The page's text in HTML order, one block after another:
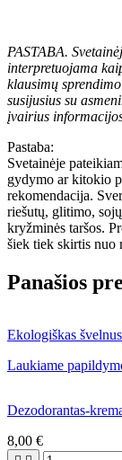
PASTABA.
interpretuojama
klausimų
susijusius su
įvairius
Pastaba:
Svetainėje
gydymo ar kitokio
rekomendacija.
riešutų, glitimo,
kryžminės taršos.
šiek tiek skirtis nuo
Panašios
Ekologiškas
Laukiame
Dezodorantas-
8,00 €